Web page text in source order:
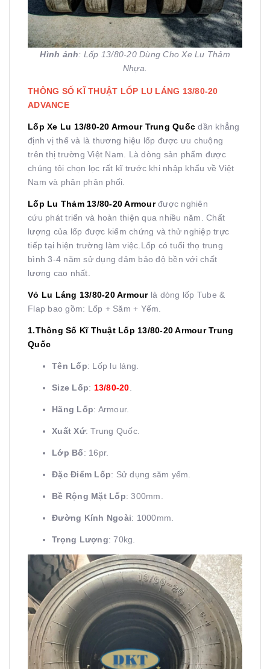
Hình ảnh: Lốp 13/80-20 Dùng Cho Xe Lu Thảm
Nhựa.
THÔNG SỐ KĨ THUẬT LỐP LU LÁNG 13/80-20
ADVANCE
Lốp Xe Lu 13/80-20 Armour Trung Quốc dần khẳng
định vị thế và là thương hiệu lốp được ưu chuộng
trên thị trường Việt Nam. Là dòng sản phẩm được
chúng tôi chọn lọc rất kĩ trước khi nhập khẩu về Việt
Nam và phân phân phối.
Lốp Lu Thảm 13/80-20 Armour được nghiên
cứu phát triển và hoàn thiện qua nhiều năm. Chất
lượng của lốp được kiểm chứng và thử nghiệp trực
tiếp tại hiện trường làm việc.Lốp có tuổi thọ trung
bình 3-4 năm sử dụng đảm bảo độ bền với chất
lượng cao nhất.
Vỏ Lu Láng 13/80-20Armour là dòng lốp Tube &
Flap bao gồm: Lốp + Săm + Yếm.
1.Thông Số Kĩ Thuật Lốp 13/80-20 Armour Trung
Quốc
Tên Lốp: Lốp lu láng.
Size Lốp: 13/80-20.
Hãng Lốp: Armour.
Xuất Xứ: Trung Quốc.
Lớp Bố: 16pr.
Đặc Điểm Lốp: Sử dụng săm yếm.
Bề Rộng Mặt Lốp: 300mm.
Đường Kính Ngoài: 1000mm.
Trọng Lượng: 70kg.